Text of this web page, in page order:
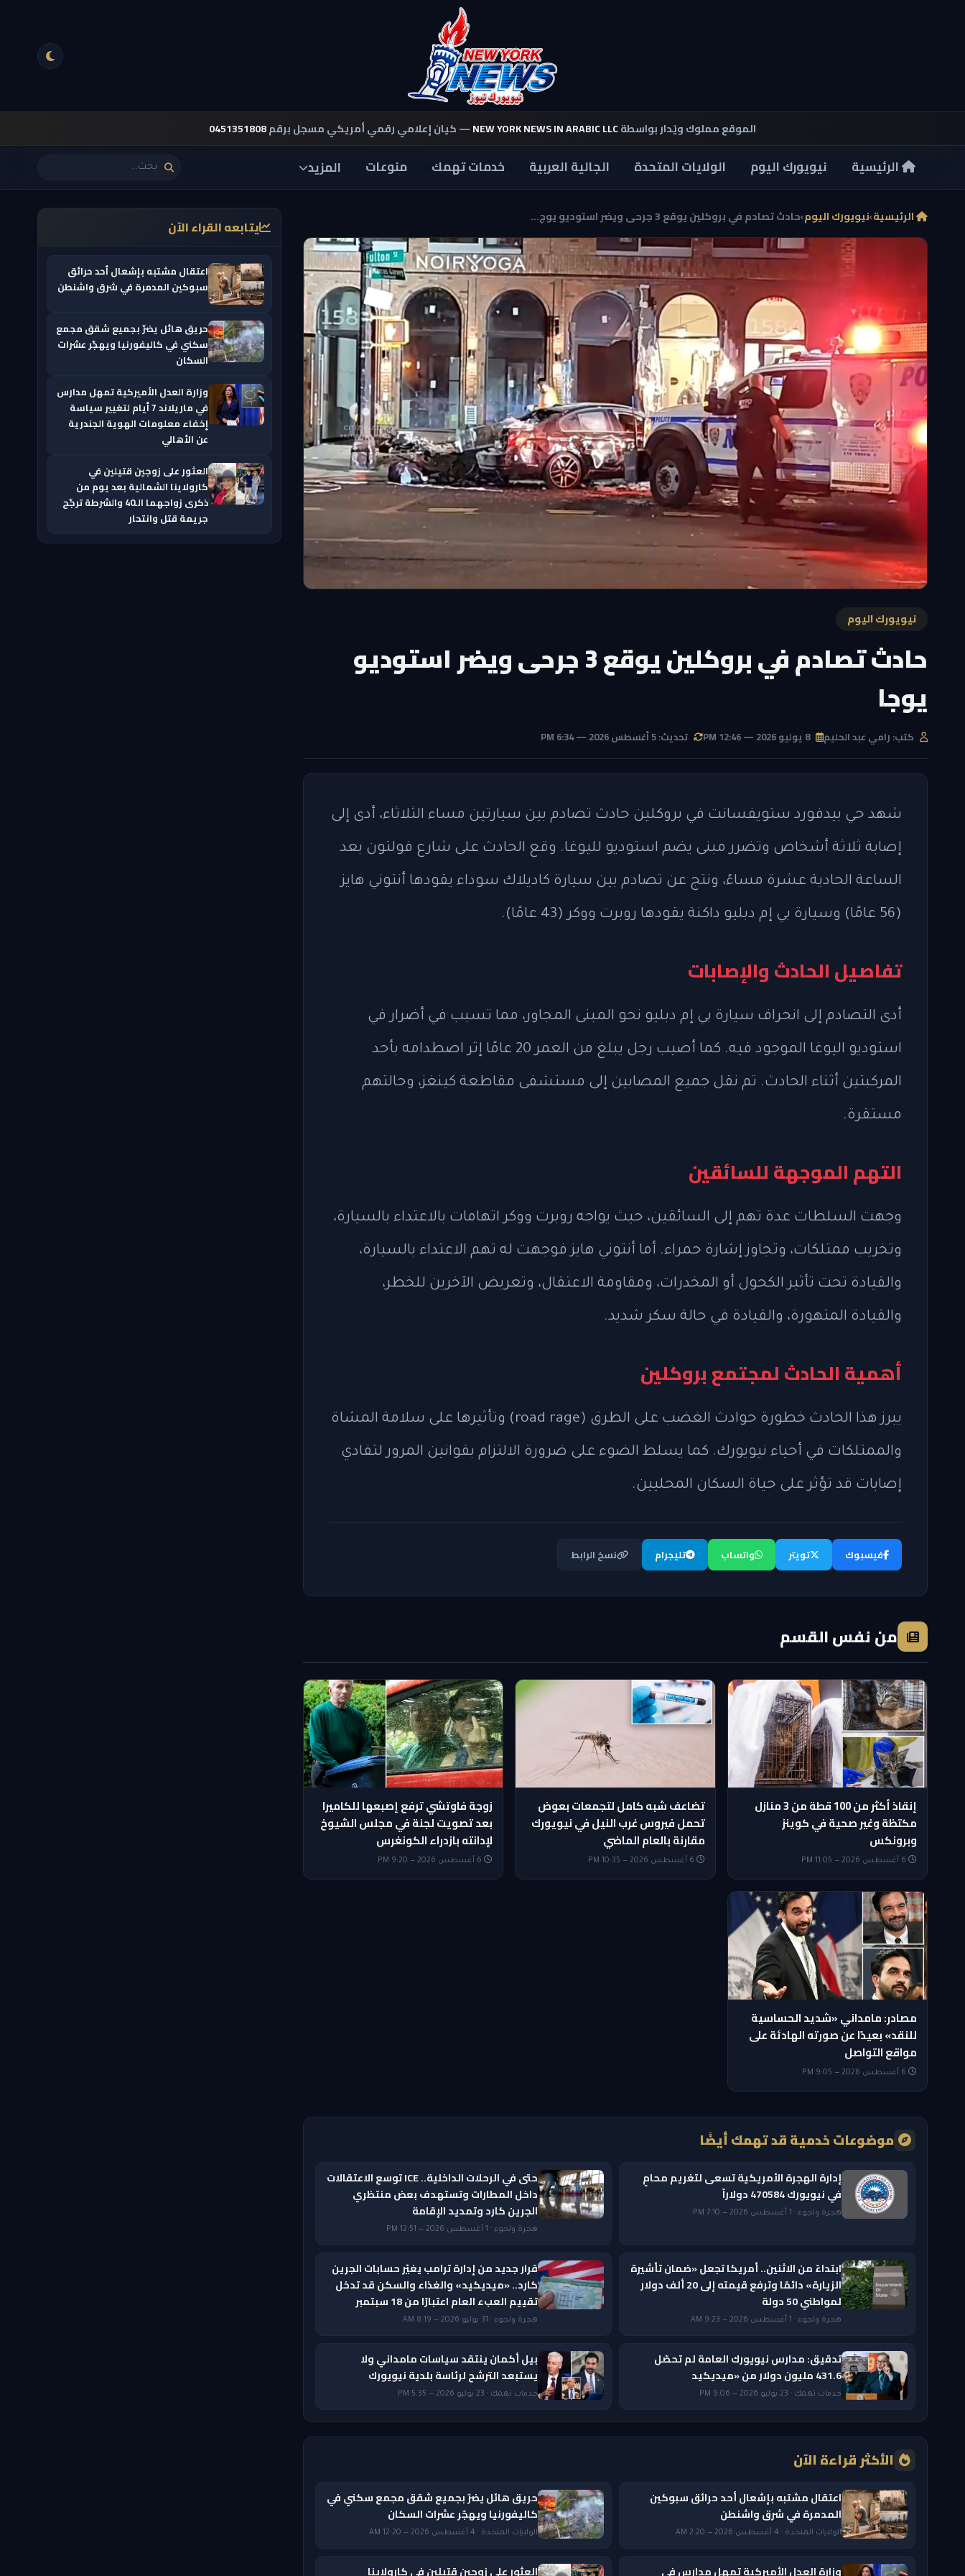
الموقع مملوك ويُدار بواسطةNEW YORK NEWS IN ARABIC LLC— كيان إعلامي رقمي أمريكي مسجل برقم0451351808
الرئيسية نيويورك اليوم الولايات المتحدة الجالية العربية خدمات تهمك منوعات المزيد
الرئيسية›نيويورك اليوم›حادث تصادم في بروكلين يوقع 3 جرحى ويضر استوديو يوج...
نيويورك اليوم
حادث تصادم في بروكلين يوقع 3 جرحى ويضر استوديو
يوجا
كتب: رامي عبد الحليم 8 يوليو 2026 — 12:46 PM تحديث: 5 أغسطس 2026 — 6:34 PM
شهد حي بيدفورد ستويفسانت في بروكلين حادث تصادم بين سيارتين مساء الثلاثاء، أدى إلى
إصابة ثلاثة أشخاص وتضرر مبنى يضم استوديو لليوغا. وقع الحادث على شارع فولتون بعد
الساعة الحادية عشرة مساءً، ونتج عن تصادم بين سيارة كاديلاك سوداء يقودها أنتوني هايز
(56 عامًا) وسيارة بي إم دبليو داكنة يقودها روبرت ووكر (43 عامًا).
تفاصيل الحادث والإصابات
أدى التصادم إلى انحراف سيارة بي إم دبليو نحو المبنى المجاور، مما تسبب في أضرار في
استوديو اليوغا الموجود فيه. كما أصيب رجل يبلغ من العمر 20 عامًا إثر اصطدامه بأحد
المركبتين أثناء الحادث. تم نقل جميع المصابين إلى مستشفى مقاطعة كينغز، وحالتهم
مستقرة.
التهم الموجهة للسائقين
وجهت السلطات عدة تهم إلى السائقين، حيث يواجه روبرت ووكر اتهامات بالاعتداء بالسيارة،
وتخريب ممتلكات، وتجاوز إشارة حمراء. أما أنتوني هايز فوجهت له تهم الاعتداء بالسيارة،
والقيادة تحت تأثير الكحول أو المخدرات، ومقاومة الاعتقال، وتعريض الآخرين للخطر،
والقيادة المتهورة، والقيادة في حالة سكر شديد.
أهمية الحادث لمجتمع بروكلين
يبرز هذا الحادث خطورة حوادث الغضب على الطرق (road rage) وتأثيرها على سلامة المشاة
والممتلكات في أحياء نيويورك. كما يسلط الضوء على ضرورة الالتزام بقوانين المرور لتفادي
إصابات قد تؤثر على حياة السكان المحليين.
فيسبوك تويتر واتساب تليجرام نسخ الرابط
من نفس القسم
إنقاذ أكثر من 100 قطة من 3 منازل
مكتظة وغير صحية في كوينز
وبرونكس
تضاعف شبه كامل لتجمعات بعوض
تحمل فيروس غرب النيل في نيويورك
مقارنة بالعام الماضي
زوجة فاوتشي ترفع إصبعها للكاميرا
بعد تصويت لجنة في مجلس الشيوخ
لإدانته بازدراء الكونغرس
6 أغسطس 2026 — 9:20 PM
مصادر: مامداني «شديد الحساسية
للنقد» بعيدًا عن صورته الهادئة على
مواقع التواصل
موضوعات خدمية قد تهمك أيضًا
إدارة الهجرة الأمريكية تسعى لتغريم محامٍ
في نيويورك 470584 دولاراً
هجرة ولجوء · 1 أغسطس 2026 — 7:10 PM
حتى في الرحلات الداخلية.. ICE توسع الاعتقالات
داخل المطارات وتستهدف بعض منتظري
الجرين كارد وتمديد الإقامة
هجرة ولجوء · 1 أغسطس 2026 — 12:51 PM
ابتداءً من الاثنين.. أمريكا تجعل «ضمان تأشيرة
الزيارة» دائمًا وترفع قيمته إلى 20 ألف دولار
لمواطني 50 دولة
هجرة ولجوء · 1 أغسطس 2026 — 9:23 AM
قرار جديد من إدارة ترامب يغيّر حسابات الجرين
كارد.. «ميديكيد» والغذاء والسكن قد تدخل
تقييم العبء العام اعتبارًا من 18 سبتمبر
هجرة ولجوء · 31 يوليو 2026 — 8:19 AM
تدقيق: مدارس نيويورك العامة لم تحصّل
431.6 مليون دولار من «ميديكيد
خدمات تهمك · 23 يوليو 2026 — 9:06 PM
بيل أكمان ينتقد سياسات مامداني ولا
يستبعد الترشح لرئاسة بلدية نيويورك
خدمات تهمك · 23 يوليو 2026 — 5:35 PM
الأكثر قراءة الآن
اعتقال مشتبه بإشعال أحد حرائق سبوكين
المدمرة في شرق واشنطن
الولايات المتحدة · 4 أغسطس 2026 — 2:20 AM
حريق هائل يضرّ بجميع شقق مجمع سكني في
كاليفورنيا ويهجّر عشرات السكان
الولايات المتحدة · 4 أغسطس 2026 — 12:20 AM
وزارة العدل الأميركية تمهل مدارس في العثور على زوجين قتيلين في كارولاينا
يتابعه القراء الآن
اعتقال مشتبه بإشعال أحد حرائق
سبوكين المدمرة في شرق واشنطن
حريق هائل يضرّ بجميع شقق مجمع
سكني في كاليفورنيا ويهجّر عشرات
السكان
وزارة العدل الأميركية تمهل مدارس
في ماريلاند 7 أيام لتغيير سياسة
إخفاء معلومات الهوية الجندرية
عن الأهالي
العثور على زوجين قتيلين في
كارولاينا الشمالية بعد يوم من
ذكرى زواجهما الـ40 والشرطة ترجّح
جريمة قتل وانتحار